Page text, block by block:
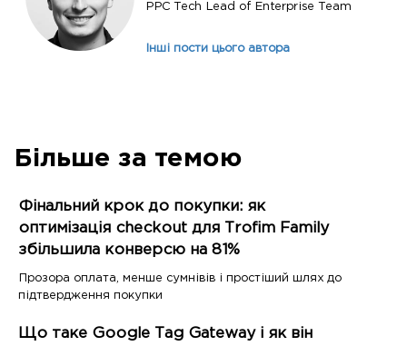
PPC Tech Lead of Enterprise Team
Інші пости цього автора
Більше за темою
Фінальний крок до покупки: як
оптимізація checkout для Trofim Family
збільшила конверсю на 81%
Прозора оплата, менше сумнівів і простіший шлях до
підтвердження покупки
Що таке Google Tag Gateway і як він